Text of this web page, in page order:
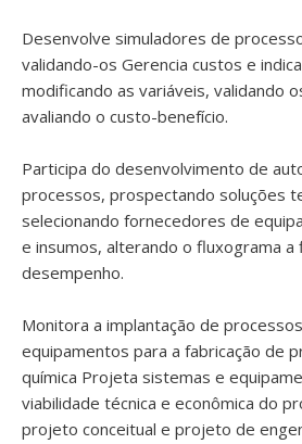
Desenvolve simuladores de
validando-os Gerencia custos e
modificando as variáveis, validando
avaliando o custo-benefício.
Participa do desenvolvimento de
processos, prospectando soluções
selecionando fornecedores de
e insumos, alterando o fluxograma a
desempenho.
Monitora a implantação de
equipamentos para a fabricação de
química Projeta sistemas e
viabilidade técnica e econômica do
projeto conceitual e projeto de